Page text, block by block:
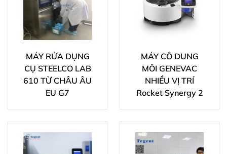
MÁY RỬA DỤNG
CỤ STEELCO LAB
610 TỪ CHÂU ÂU
EU G7
MÁY CÔ DUNG
MÔI GENEVAC
NHIỀU VỊ TRÍ
Rocket Synergy 2